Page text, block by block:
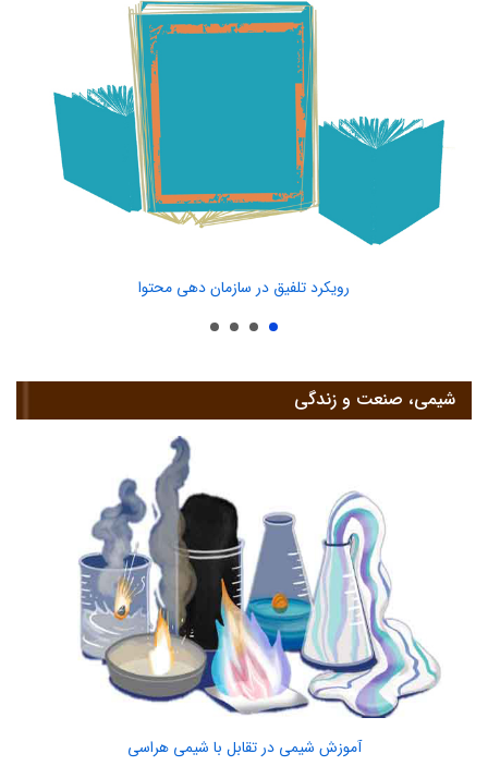
رویکرد تلفیق در سازمان دهی محتوا
شیمی، صنعت و زندگی
آموزش شیمی در تقابل با شیمی هراسی